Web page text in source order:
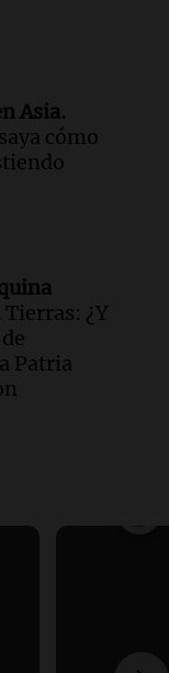
Asia.
cómo
Tierras: ¿Y
Patria